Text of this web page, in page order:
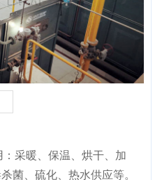
采暖、保温、烘干、加
菌、硫化、热水供应等。